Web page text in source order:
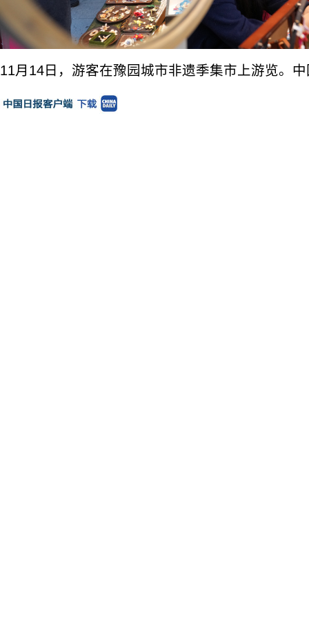
11月14日，游客在豫园城市非遗季集市上游览。